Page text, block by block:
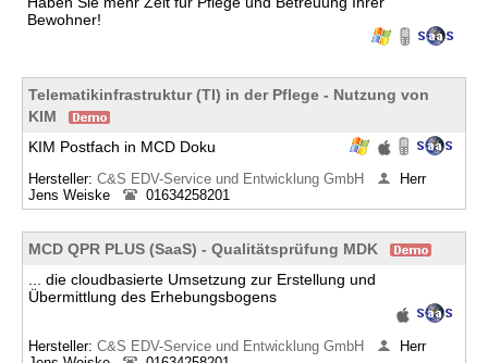
Bewohner!
Telematikinfrastruktur (TI) in der Pflege - Nutzung von
KIM
KIM Postfach in MCD Doku
Hersteller: C&S EDV-Service und Entwicklung GmbH
Herr
Jens Weiske
01634258201
MCD QPR PLUS (SaaS) - Qualitätsprüfung MDK
... die cloudbasierte Umsetzung zur Erstellung und
Übermittlung des Erhebungsbogens
Hersteller: C&S EDV-Service und Entwicklung GmbH
Herr